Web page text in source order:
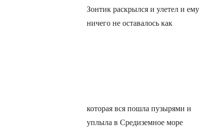
Зонтик раскрылся и улетел и ему
ничего не оставалось как
которая вся пошла пузырями и
уплыла в Средиземное море